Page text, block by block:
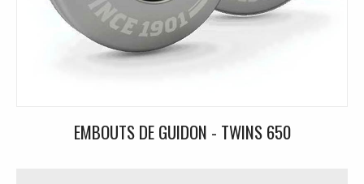
EMBOUTS DE GUIDON - TWINS 650